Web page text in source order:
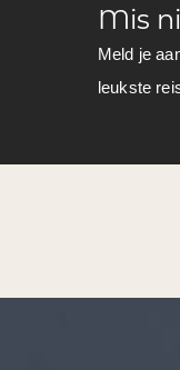
Mis
Meld je
leukste